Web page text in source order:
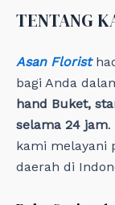
s
TENTANG
Asan Florist
bagi Anda
hand Buket,
selama 24 jam.
kami melayani
daerah di